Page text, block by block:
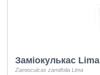
Заміокулькас Lima
Zamioculcas zamiifolia Lima